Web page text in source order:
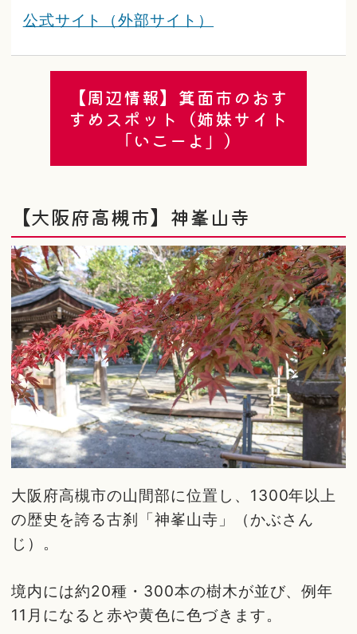
公式サイト（外部サイト）
【周辺情報】箕面市のおす
すめスポット（姉妹サイト
「いこーよ」）
【大阪府高槻市】神峯山寺
大阪府高槻市の山間部に位置し、1300年以上
の歴史を誇る古刹「神峯山寺」（かぶさん
じ）。
境内には約20種・300本の樹木が並び、例年
11月になると赤や黄色に色づきます。